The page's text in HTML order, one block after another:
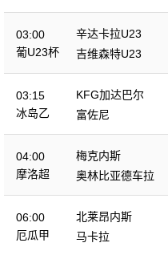
03:00
葡U23杯
辛达卡拉U23
吉维森特U23
03:15
冰岛乙
KFG加达巴尔
富佐尼
04:00
摩洛超
梅克内斯
奥林比亚德车拉
06:00
厄瓜甲
北莱昂内斯
马卡拉